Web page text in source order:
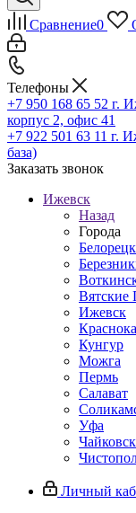
Сравнение0
Телефоны
+7 950 168 65 52 г.
корпус 2, офис 41
+7 922 501 63 11 г.
база)
Заказать звонок
Ижевск
Назад
Города
Белорецк
Вятские
Ижевск
Кунгур
Можга
Пермь
Салават
Уфа
Личный